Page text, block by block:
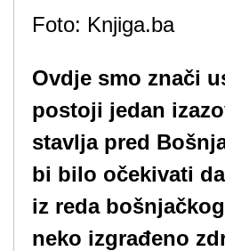
Foto: Knjiga.ba
Ovdje smo znači
postoji jedan
stavlja pred
bi bilo očekivati
iz reda
neko izgrađeno